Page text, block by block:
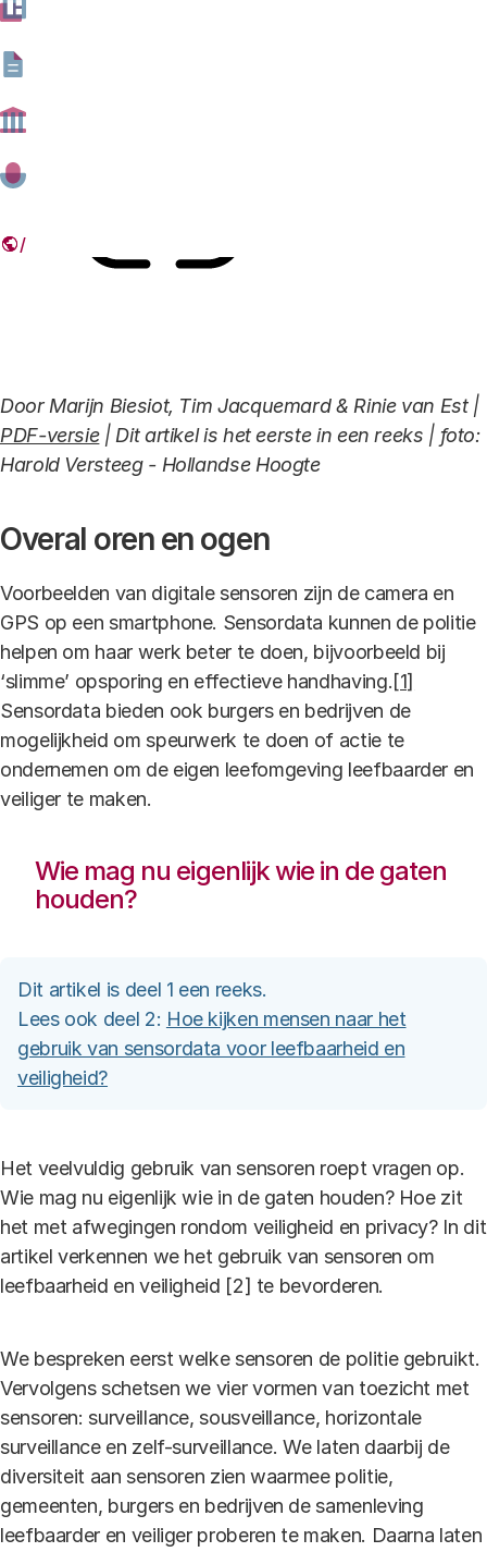
met afwegingen rondom veiligheid en privacy?
Door Marijn Biesiot, Tim Jacquemard & Rinie van Est |
PDF-versie| Dit artikel is het eerste in een reeks | foto:
Harold Versteeg - Hollandse Hoogte
Overal oren en ogen
Voorbeelden van digitale sensoren zijn de camera en
GPS op een smartphone. Sensordata kunnen de politie
helpen om haar werk beter te doen, bijvoorbeeld bij
‘slimme’ opsporing en effectieve handhaving.[1]
Sensordata bieden ook burgers en bedrijven de
mogelijkheid om speurwerk te doen of actie te
ondernemen om de eigen leefomgeving leefbaarder en
veiliger te maken.
Wie mag nu eigenlijk wie in de gaten
houden?
Dit artikel is deel 1 een reeks.
Lees ook deel 2: Hoe kijken mensen naar het
gebruik van sensordata voor leefbaarheid en
veiligheid?
Het veelvuldig gebruik van sensoren roept vragen op.
Wie mag nu eigenlijk wie in de gaten houden? Hoe zit
het met afwegingen rondom veiligheid en privacy? In dit
artikel verkennen we het gebruik van sensoren om
leefbaarheid en veiligheid [2] te bevorderen.
We bespreken eerst welke sensoren de politie gebruikt.
Vervolgens schetsen we vier vormen van toezicht met
sensoren: surveillance, sousveillance, horizontale
surveillance en zelf-surveillance. We laten daarbij de
diversiteit aan sensoren zien waarmee politie,
gemeenten, burgers en bedrijven de samenleving
leefbaarder en veiliger proberen te maken. Daarna laten